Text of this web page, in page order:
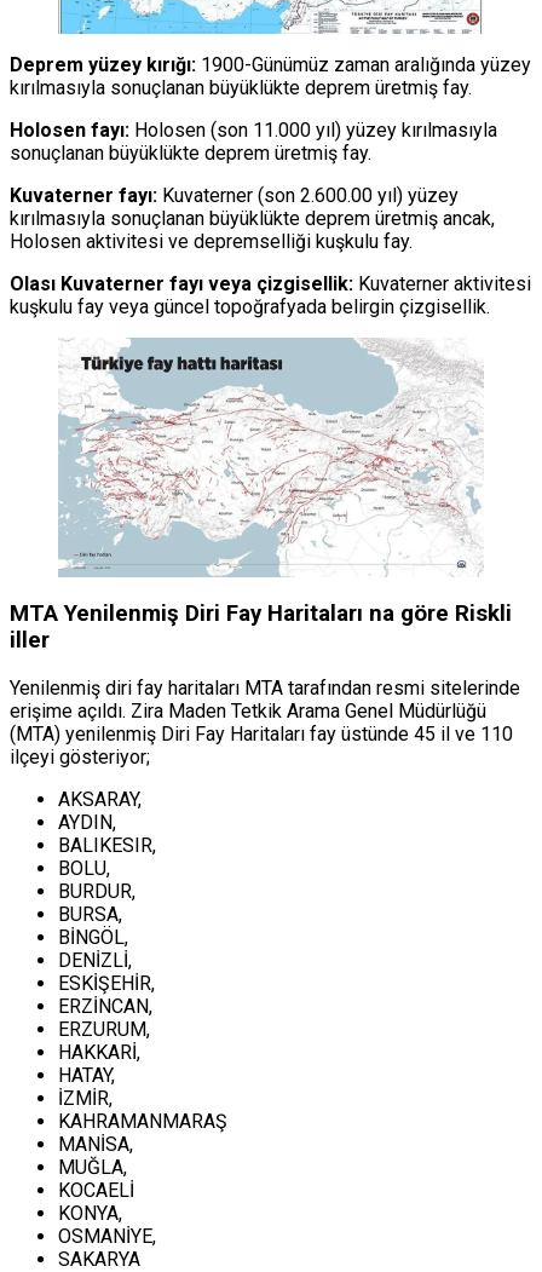
Deprem yüzey kırığı: 1900-Günümüz zaman aralığında yüzey
kırılmasıyla sonuçlanan büyüklükte deprem üretmiş fay.
Holosen fayı: Holosen (son 11.000 yıl) yüzey kırılmasıyla
sonuçlanan büyüklükte deprem üretmiş fay.
Kuvaterner fayı: Kuvaterner (son 2.600.00 yıl) yüzey
kırılmasıyla sonuçlanan büyüklükte deprem üretmiş ancak,
Holosen aktivitesi ve depremselliği kuşkulu fay.
Olası Kuvaterner fayı veya çizgisellik: Kuvaterner aktivitesi
kuşkulu fay veya güncel topoğrafyada belirgin çizgisellik.
MTA Yenilenmiş Diri Fay Haritaları na göre Riskli
iller
Yenilenmiş diri fay haritaları MTA tarafından resmi sitelerinde
erişime açıldı. Zira Maden Tetkik Arama Genel Müdürlüğü
(MTA) yenilenmiş Diri Fay Haritaları fay üstünde 45 il ve 110
ilçeyi gösteriyor;
AKSARAY,
AYDIN,
BALIKESIR,
BOLU,
BURDUR,
BURSA,
BİNGÖL,
DENİZLİ,
ESKİŞEHİR,
ERZİNCAN,
ERZURUM,
HAKKARİ,
HATAY,
İZMİR,
KAHRAMANMARAŞ
MANİSA,
MUĞLA,
KOCAELİ
KONYA,
OSMANİYE,
SAKARYA